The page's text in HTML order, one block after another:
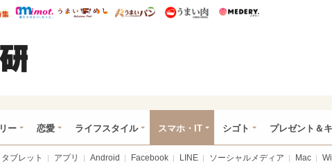
ウレぴあ総研 ディズニー特集
mimot. うまいめし うまいパン うまい肉
ー 恋愛 ライフスタイル スマホ・IT シゴト プレゼント＆
ブレット アプリ Android Facebook LINE ソーシャルメディア Mac